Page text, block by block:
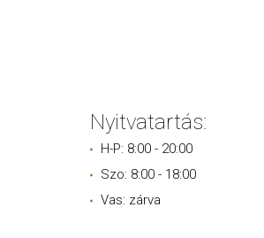
Nyitvatartás:
H-P: 8:00 - 20:00
Szo: 8:00 - 18:00
Vas: zárva